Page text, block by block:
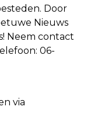
Door
Nieuws
Neem contact
06-
via